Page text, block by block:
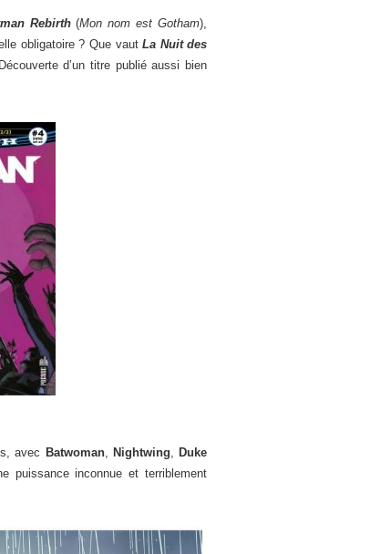
Rebirth(Mon nom est Gotham),
obligatoire ? Que vautLa Nuit des
d’un titre publié aussi bien
avec Batwoman, Nightwing, Duke
puissance inconnue et terriblement